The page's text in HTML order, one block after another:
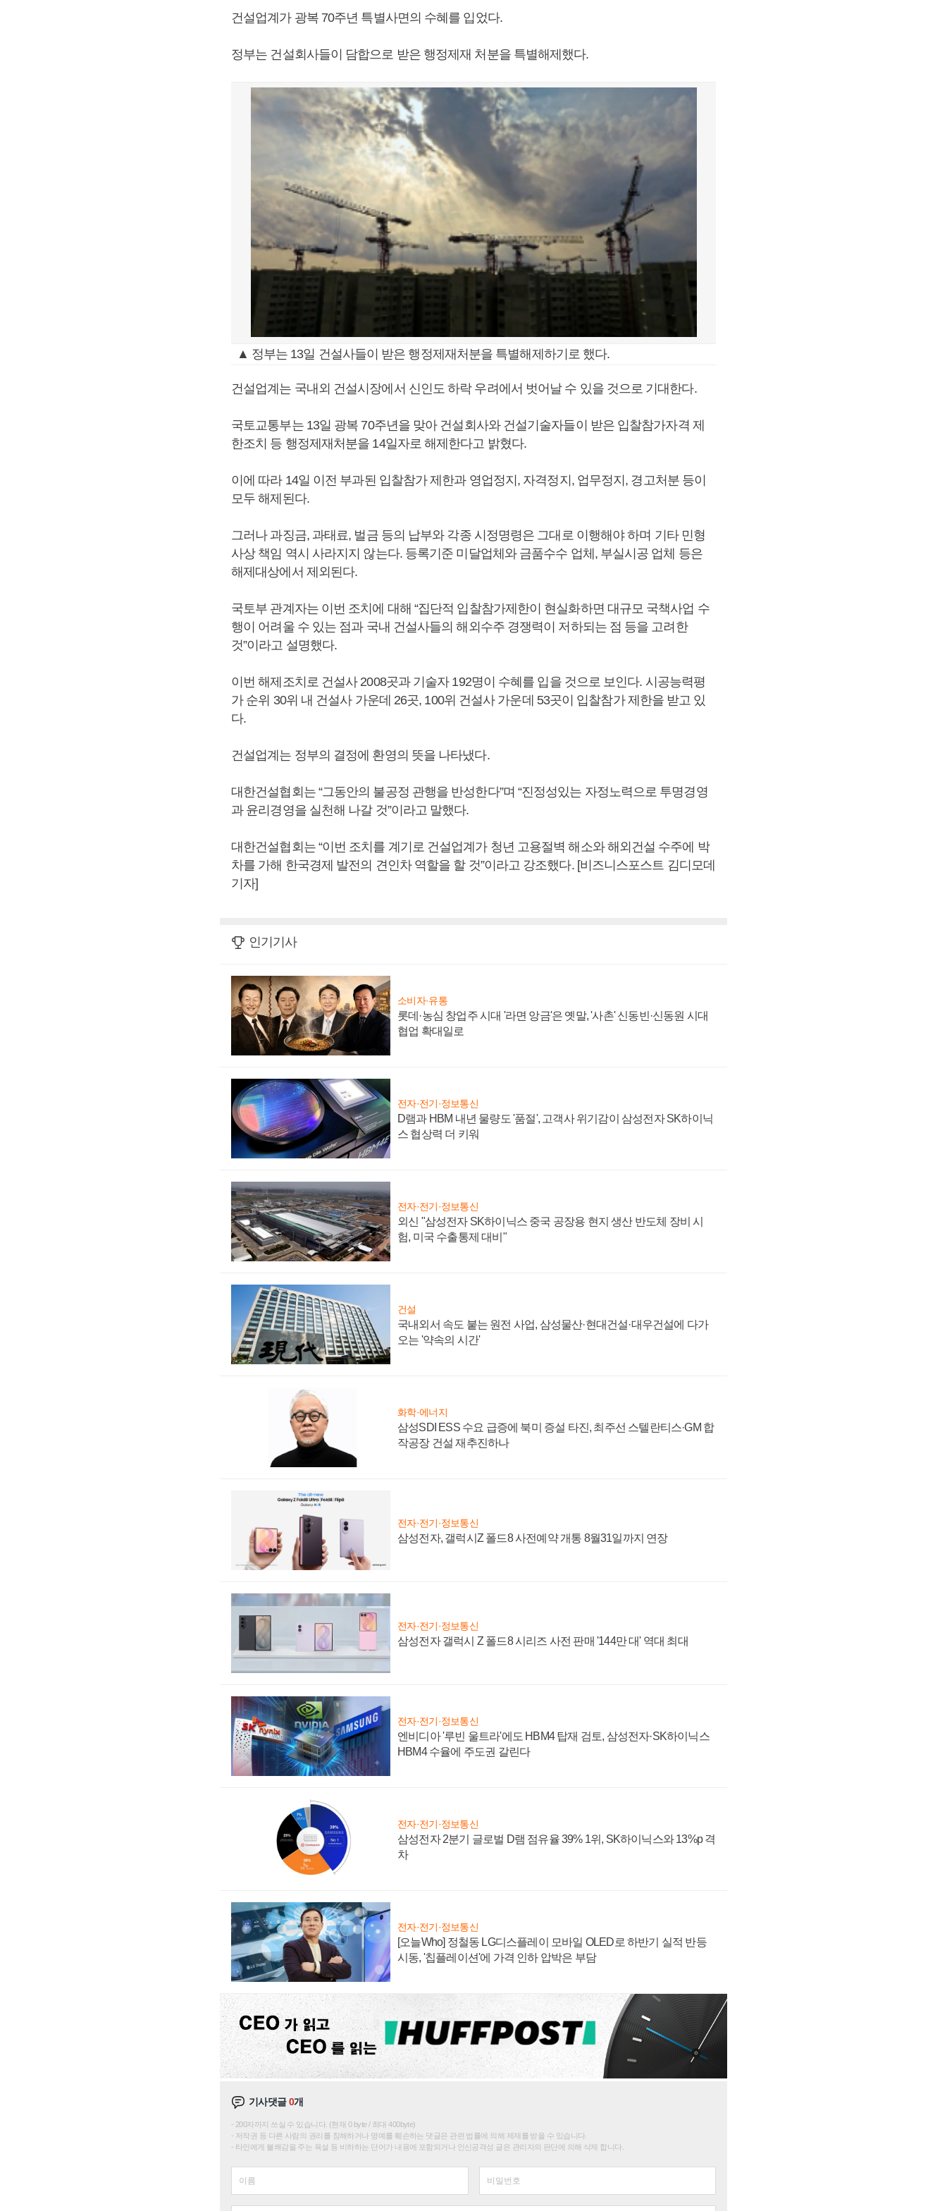
건설업계가 광복 70주년 특별사면의 수혜를 입었다.
정부는 건설회사들이 담합으로 받은 행정제재 처분을 특별해제했다.
▲ 정부는 13일 건설사들이 받은 행정제재처분을 특별해제하기로 했다.
건설업계는 국내외 건설시장에서 신인도 하락 우려에서 벗어날 수 있을 것으로 기대한다.
국토교통부는 13일 광복 70주년을 맞아 건설회사와 건설기술자들이 받은 입찰참가자격 제
한조치 등 행정제재처분을 14일자로 해제한다고 밝혔다.
이에 따라 14일 이전 부과된 입찰참가 제한과 영업정지, 자격정지, 업무정지, 경고처분 등이
모두 해제된다.
그러나 과징금, 과태료, 벌금 등의 납부와 각종 시정명령은 그대로 이행해야 하며 기타 민형
사상 책임 역시 사라지지 않는다. 등록기준 미달업체와 금품수수 업체, 부실시공 업체 등은
해제대상에서 제외된다.
국토부 관계자는 이번 조치에 대해 “집단적 입찰참가제한이 현실화하면 대규모 국책사업 수
행이 어려울 수 있는 점과 국내 건설사들의 해외수주 경쟁력이 저하되는 점 등을 고려한
것”이라고 설명했다.
이번 해제조치로 건설사 2008곳과 기술자 192명이 수혜를 입을 것으로 보인다. 시공능력평
가 순위 30위 내 건설사 가운데 26곳, 100위 건설사 가운데 53곳이 입찰참가 제한을 받고 있
다.
건설업계는 정부의 결정에 환영의 뜻을 나타냈다.
대한건설협회는 “그동안의 불공정 관행을 반성한다”며 “진정성있는 자정노력으로 투명경영
과 윤리경영을 실천해 나갈 것”이라고 말했다.
대한건설협회는 “이번 조치를 계기로 건설업계가 청년 고용절벽 해소와 해외건설 수주에 박
차를 가해 한국경제 발전의 견인차 역할을 할 것”이라고 강조했다. [비즈니스포스트 김디모데
기자]
인기기사
소비자·유통
롯데·농심 창업주 시대 '라면 앙금'은 옛말, '사촌' 신동빈·신동원 시대
협업 확대일로
전자·전기·정보통신
D램과 HBM 내년 물량도 '품절', 고객사 위기감이 삼성전자 SK하이닉
스 협상력 더 키워
전자·전기·정보통신
외신 "삼성전자 SK하이닉스 중국 공장용 현지 생산 반도체 장비 시
험, 미국 수출통제 대비"
건설
국내외서 속도 붙는 원전 사업, 삼성물산·현대건설·대우건설에 다가
오는 '약속의 시간'
화학·에너지
삼성SDI ESS 수요 급증에 북미 증설 타진, 최주선 스텔란티스·GM 합
작공장 건설 재추진하나
전자·전기·정보통신
삼성전자, 갤럭시Z 폴드8 사전예약 개통 8월31일까지 연장
전자·전기·정보통신
삼성전자 갤럭시 Z 폴드8 시리즈 사전 판매 '144만 대' 역대 최대
전자·전기·정보통신
엔비디아 '루빈 울트라'에도 HBM4 탑재 검토, 삼성전자·SK하이닉스
HBM4 수율에 주도권 갈린다
전자·전기·정보통신
삼성전자 2분기 글로벌 D램 점유율 39% 1위, SK하이닉스와 13%p 격
차
전자·전기·정보통신
[오늘Who] 정철동 LG디스플레이 모바일 OLED로 하반기 실적 반등
시동, '칩플레이션'에 가격 인하 압박은 부담
기사댓글0개
200자까지 쓰실 수 있습니다. (현재 0 byte / 최대 400byte)
저작권 등 다른 사람의 권리를 침해하거나 명예를 훼손하는 댓글은 관련 법률에 의해 제재를 받을 수 있습니다.
타인에게 불쾌감을 주는 욕설 등 비하하는 단어가 내용에 포함되거나 인신공격성 글은 관리자의 판단에 의해 삭제 합니다.